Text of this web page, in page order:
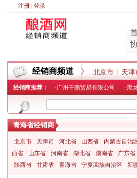
注册 登录
经销商频道 北京市 天津
经销商推荐： ·广州干鹏贸易有限公司 ·黑
青海省经销商
北京市 天津市 河北省 山西省 内蒙古自治
西省
山东省 河南省 湖北省 湖南省 广东省
陕西省
甘肃省 青海省 宁夏回族自治区 新